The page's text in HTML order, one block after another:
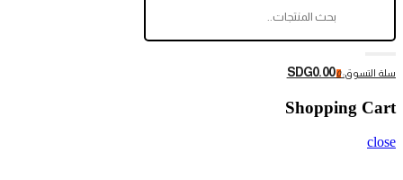
سلة التسوق: SDG0.00 0
Shopping Cart
close